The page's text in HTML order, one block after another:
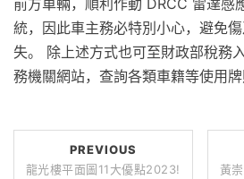
前方車輛，順利作動 DRCC 雷達感
統，因此車主務必特別小心，避免
失。 除上述方式也可至財政部稅務
務機關網站，查詢各類車籍等使用牌
PREVIOUS
龍光樓平面圖11大優點2023!
黃